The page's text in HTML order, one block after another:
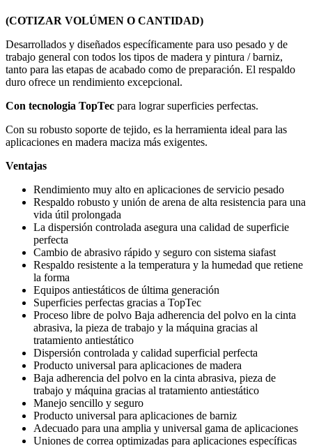
(COTIZAR VOLÚMEN O CANTIDAD)
Desarrollados y diseñados específicamente para uso pesado y de
trabajo general con todos los tipos de madera y pintura / barniz,
tanto para las etapas de acabado como de preparación. El respaldo
duro ofrece un rendimiento excepcional.
Con tecnologia TopTec para lograr superficies perfectas.
Con su robusto soporte de tejido, es la herramienta ideal para las
aplicaciones en madera maciza más exigentes.
Ventajas
Rendimiento muy alto en aplicaciones de servicio pesado
Respaldo robusto y unión de arena de alta resistencia para una
vida útil prolongada
La dispersión controlada asegura una calidad de superficie
perfecta
Cambio de abrasivo rápido y seguro con sistema siafast
Respaldo resistente a la temperatura y la humedad que retiene
la forma
Equipos antiestáticos de última generación
Superficies perfectas gracias a TopTec
Proceso libre de polvo Baja adherencia del polvo en la cinta
abrasiva, la pieza de trabajo y la máquina gracias al
tratamiento antiestático
Dispersión controlada y calidad superficial perfecta
Producto universal para aplicaciones de madera
Baja adherencia del polvo en la cinta abrasiva, pieza de
trabajo y máquina gracias al tratamiento antiestático
Manejo sencillo y seguro
Producto universal para aplicaciones de barniz
Adecuado para una amplia y universal gama de aplicaciones
Uniones de correa optimizadas para aplicaciones específicas